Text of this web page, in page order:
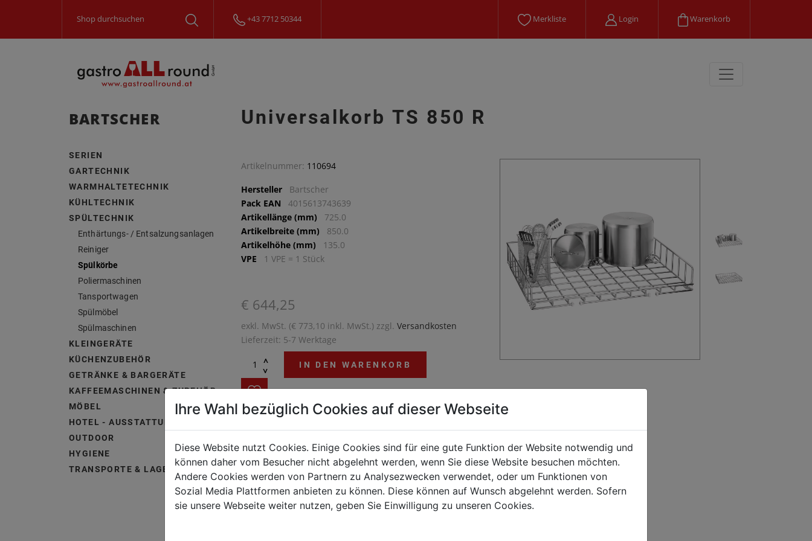
+43 7712 50344 Merkliste Login Warenkorb
BARTSCHER
SERIEN
GARTECHNIK
WARMHALTETECHNIK
KÜHLTECHNIK
SPÜLTECHNIK
Enthärtungs- / Entsalzungsanlagen
Reiniger
Spülkörbe
Poliermaschinen
Tansportwagen
Spülmöbel
Spülmaschinen
KLEINGERÄTE
KÜCHENZUBEHÖR
GETRÄNKE & BARGERÄTE
KAFFEEMASCHINEN & ZUBEHÖR
MÖBEL
HOTEL - AUSSTATTUNG &
OUTDOOR
HYGIENE
TRANSPORTE & LAGERUNG
Universalkorb TS 850 R
Artikelnummer: 110694
Hersteller
Bartscher
Pack EAN
4015613743639
Artikellänge (mm)
725.0
Artikelbreite (mm)
850.0
Artikelhöhe (mm)
135.0
VPE
1 VPE = 1 Stück
€ 644,25
exkl. MwSt. (€ 773,10 inkl. MwSt.) zzgl. Versandkosten
Lieferzeit: 5-7 Werktage
^
^
IN DEN WARENKORB
Individuell nutzbarer Spülkorb aus Edelstahl für Töpfe,
Pfannen oder GN-Behälter.
Kunden kauften auch
Ihre Wahl bezüglich Cookies auf dieser Webseite
Diese Website nutzt Cookies. Einige Cookies sind für eine gute Funktion der Website notwendig und
können daher vom Besucher nicht abgelehnt werden, wenn Sie diese Website besuchen möchten.
Andere Cookies werden von Partnern zu Analysezwecken verwendet, oder um Funktionen von
Sozial Media Plattformen anbieten zu können. Diese können auf Wunsch abgelehnt werden. Sofern
sie unsere Webseite weiter nutzen, geben Sie Einwilligung zu unseren Cookies.